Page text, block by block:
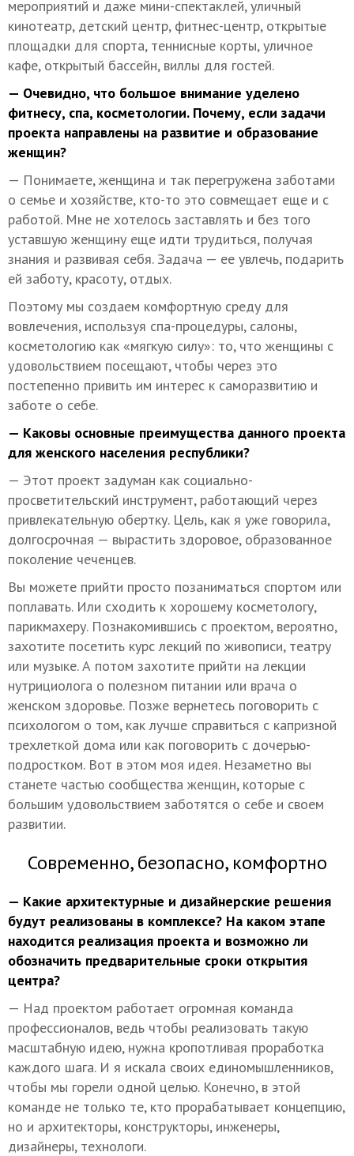
мероприятий и даже мини-спектаклей, уличный
кинотеатр, детский центр, фитнес-центр, открытые
площадки для спорта, теннисные корты, уличное
кафе, открытый бассейн, виллы для гостей.
— Очевидно, что большое внимание уделено
фитнесу, спа, косметологии. Почему, если задачи
проекта направлены на развитие и образование
женщин?
— Понимаете, женщина и так перегружена заботами
о семье и хозяйстве, кто-то это совмещает еще и с
работой. Мне не хотелось заставлять и без того
уставшую женщину еще идти трудиться, получая
знания и развивая себя. Задача — ее увлечь, подарить
ей заботу, красоту, отдых.
Поэтому мы создаем комфортную среду для
вовлечения, используя спа-процедуры, салоны,
косметологию как «мягкую силу»: то, что женщины с
удовольствием посещают, чтобы через это
постепенно привить им интерес к саморазвитию и
заботе о себе.
— Каковы основные преимущества данного проекта
для женского населения республики?
— Этот проект задуман как социально-
просветительский инструмент, работающий через
привлекательную обертку. Цель, как я уже говорила,
долгосрочная — вырастить здоровое, образованное
поколение чеченцев.
Вы можете прийти просто позаниматься спортом или
поплавать. Или сходить к хорошему косметологу,
парикмахеру. Познакомившись с проектом, вероятно,
захотите посетить курс лекций по живописи, театру
или музыке. А потом захотите прийти на лекции
нутрициолога о полезном питании или врача о
женском здоровье. Позже вернетесь поговорить с
психологом о том, как лучше справиться с капризной
трехлеткой дома или как поговорить с дочерью-
подростком. Вот в этом моя идея. Незаметно вы
станете частью сообщества женщин, которые с
большим удовольствием заботятся о себе и своем
развитии.
Современно, безопасно, комфортно
— Какие архитектурные и дизайнерские решения
будут реализованы в комплексе? На каком этапе
находится реализация проекта и возможно ли
обозначить предварительные сроки открытия
центра?
— Над проектом работает огромная команда
профессионалов, ведь чтобы реализовать такую
масштабную идею, нужна кропотливая проработка
каждого шага. И я искала своих единомышленников,
чтобы мы горели одной целью. Конечно, в этой
команде не только те, кто прорабатывает концепцию,
но и архитекторы, конструкторы, инженеры,
дизайнеры, технологи.